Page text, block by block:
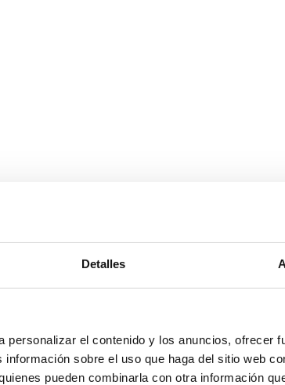
Detalles
personalizar el contenido y los anuncios, ofrecer
sobre el uso que haga del sitio web
pueden combinarla con otra información